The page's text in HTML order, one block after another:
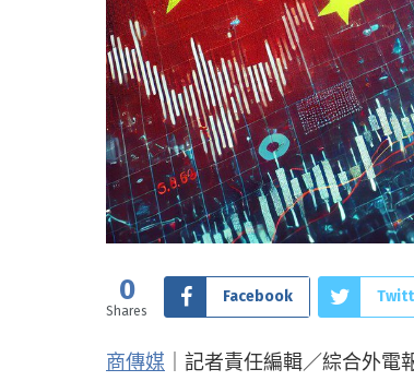
0
Shares
Facebook
商傳媒 ｜記者責任編輯／綜合外電